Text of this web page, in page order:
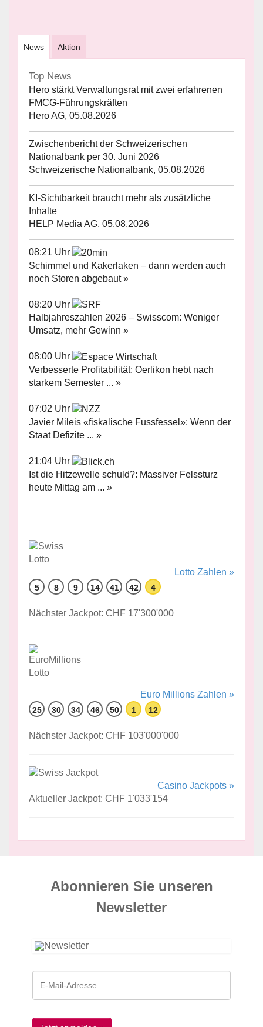
News Aktion
Top News
Hero stärkt Verwaltungsrat mit zwei erfahrenen
FMCG-Führungskräften
Hero AG, 05.08.2026
Zwischenbericht der Schweizerischen
Nationalbank per 30. Juni 2026
Schweizerische Nationalbank, 05.08.2026
KI-Sichtbarkeit braucht mehr als zusätzliche
Inhalte
HELP Media AG, 05.08.2026
08:21 Uhr
Schimmel und Kakerlaken – dann werden auch
noch Storen abgebaut »
08:20 Uhr
Halbjahreszahlen 2026 – Swisscom: Weniger
Umsatz, mehr Gewinn »
08:00 Uhr
Verbesserte Profitabilität: Oerlikon hebt nach
starkem Semester ... »
07:02 Uhr
Javier Mileis «fiskalische Fussfessel»: Wenn der
Staat Defizite ... »
21:04 Uhr
Ist die Hitzewelle schuld?: Massiver Felssturz
heute Mittag am ... »
Lotto Zahlen »
5 8 9 14 41 42 4
Nächster Jackpot: CHF 17'300'000
Euro Millions Zahlen »
25 30 34 46 50 1 12
Nächster Jackpot: CHF 103'000'000
Casino Jackpots »
Aktueller Jackpot: CHF 1'033'154
Abonnieren Sie unseren
News­letter